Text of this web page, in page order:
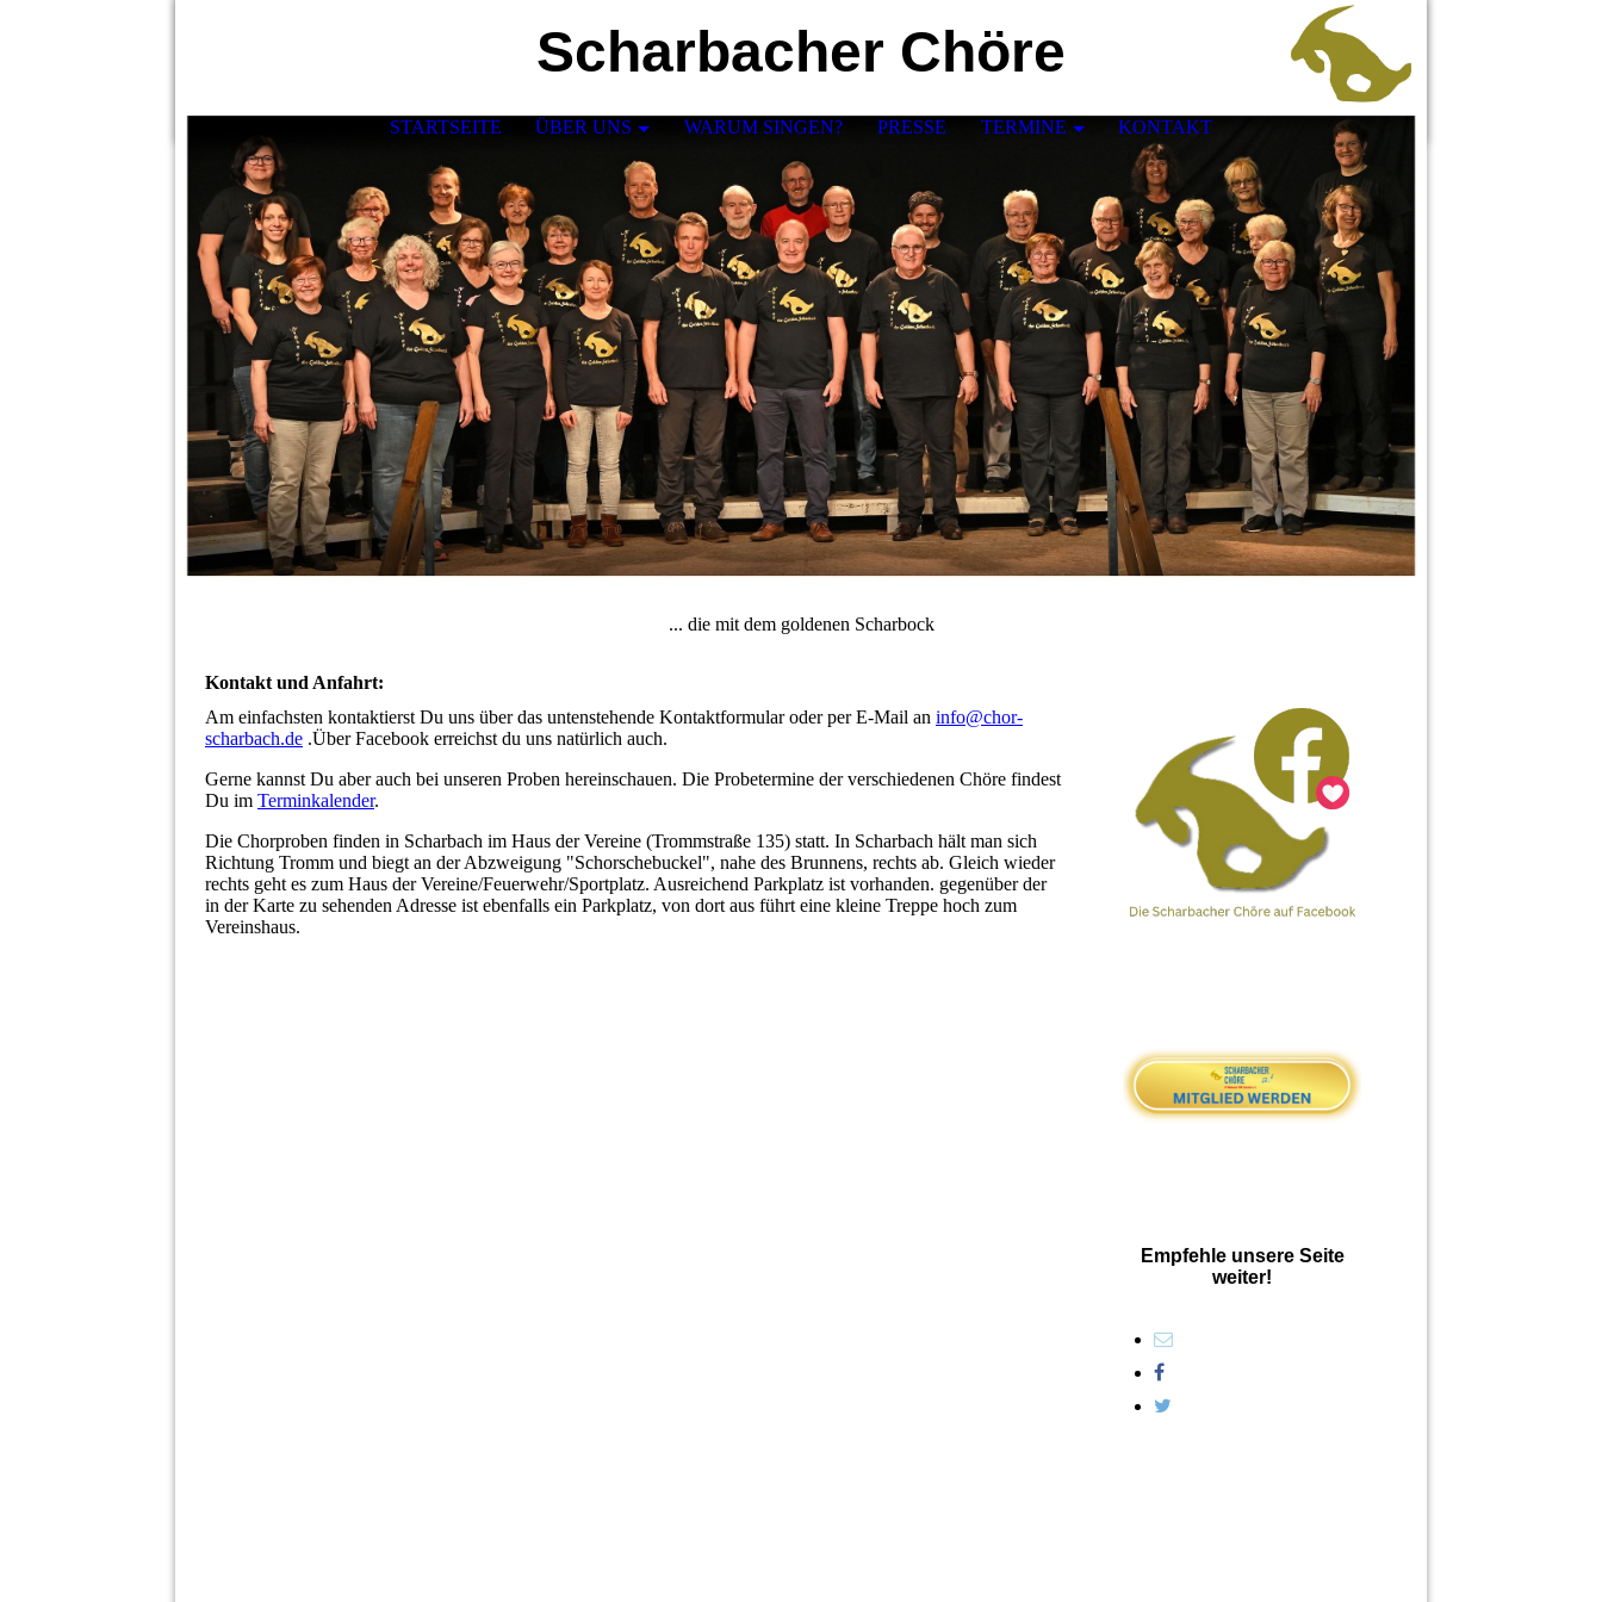
Scharbacher Chöre
STARTSEITE ÜBER UNS WARUM SINGEN? PRESSE TERMINE KONTAKT
... die mit dem goldenen Scharbock
Kontakt und Anfahrt:
Am einfachsten kontaktierst Du uns über das untenstehende Kontaktformular oder per E-Mail an info@chor-
scharbach.de .Über Facebook erreichst du uns natürlich auch.
Gerne kannst Du aber auch bei unseren Proben hereinschauen. Die Probetermine der verschiedenen Chöre findest
Du im Terminkalender.
Die Chorproben finden in Scharbach im Haus der Vereine (Trommstraße 135) statt. In Scharbach hält man sich
Richtung Tromm und biegt an der Abzweigung "Schorschebuckel", nahe des Brunnens, rechts ab. Gleich wieder
rechts geht es zum Haus der Vereine/Feuerwehr/Sportplatz. Ausreichend Parkplatz ist vorhanden. gegenüber der
in der Karte zu sehenden Adresse ist ebenfalls ein Parkplatz, von dort aus führt eine kleine Treppe hoch zum
Vereinshaus.
Empfehle unsere Seite
weiter!